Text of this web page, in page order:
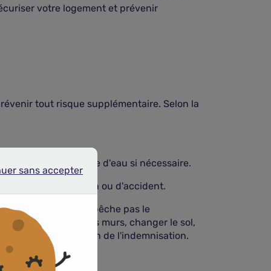
votre logement et prévenir
tout risque supplémentaire. Selon la
de couper l'arrivée d'eau si nécessaire.
d'électrocution ou d'accident.
d'urgence
n'empêche pas le
état (repeindre les murs, changer le sol,
ou une réduction de l'indemnisation.
sans accepter
sans accepter